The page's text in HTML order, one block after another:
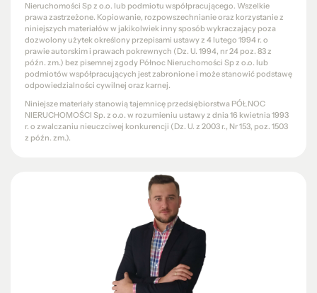
Nieruchomości Sp z o.o. lub podmiotu współpracującego. Wszelkie
prawa zastrzeżone. Kopiowanie, rozpowszechnianie oraz korzystanie z
niniejszych materiałów w jakikolwiek inny sposób wykraczający poza
dozwolony użytek określony przepisami ustawy z 4 lutego 1994 r. o
prawie autorskim i prawach pokrewnych (Dz. U. 1994, nr 24 poz. 83 z
późn. zm.) bez pisemnej zgody Północ Nieruchomości Sp z o.o. lub
podmiotów współpracujących jest zabronione i może stanowić podstawę
odpowiedzialności cywilnej oraz karnej.
Niniejsze materiały stanowią tajemnicę przedsiębiorstwa PÓŁNOC
NIERUCHOMOŚCI Sp. z o.o. w rozumieniu ustawy z dnia 16 kwietnia 1993
r. o zwalczaniu nieuczciwej konkurencji (Dz. U. z 2003 r., Nr 153, poz. 1503
z późn. zm.).